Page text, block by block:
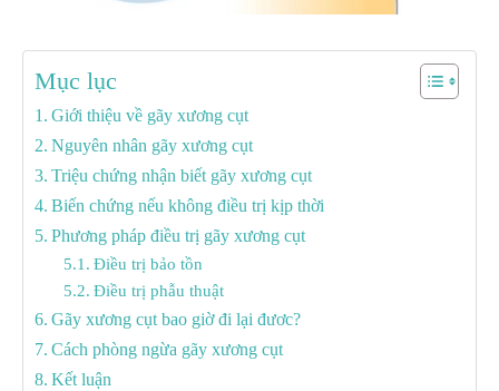
Mục lục
Giới thiệu về gãy xương cụt
Nguyên nhân gãy xương cụt
Triệu chứng nhận biết gãy xương cụt
Biến chứng nếu không điều trị kịp thời
Phương pháp điều trị gãy xương cụt
Điều trị bảo tồn
Điều trị phẫu thuật
Gãy xương cụt bao giờ đi lại đươc?
Cách phòng ngừa gãy xương cụt
Kết luận